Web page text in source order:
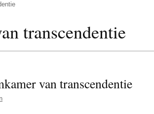
transcendentie
van transcendentie